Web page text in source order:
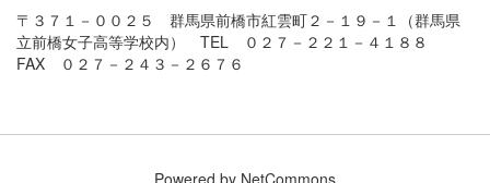
〒３７１－００２５ 群馬県前橋市紅雲町２－１９－１（群馬県
立前橋女子高等学校内） TEL ０２７－２２１－４１８８
FAX ０２７－２４３－２６７６